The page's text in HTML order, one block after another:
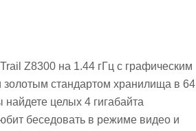
Z8300 на 1.44 гГц с графическим
золотым стандартом хранилища в 64
найдете целых 4 гигабайта
беседовать в режиме видео и